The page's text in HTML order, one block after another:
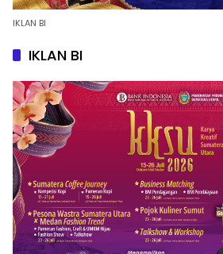
IKLAN BI
IKLAN BI